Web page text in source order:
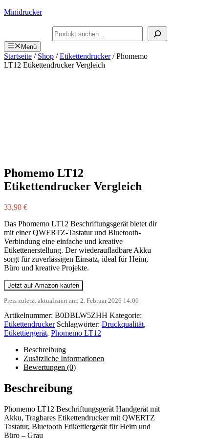
Zum
Minidrucker
Suchen
Menü
Startseite / Shop /Etikettendrucker/ Phomemo
LT12 Etikettendrucker Vergleich
Phomemo LT12
Etikettendrucker Vergleich
33,98 €
Das Phomemo LT12 Beschriftungsgerät bietet dir
mit einer QWERTZ-Tastatur und Bluetooth-
Verbindung eine einfache und kreative
Etikettenerstellung. Der wiederaufladbare Akku
sorgt für zuverlässigen Einsatz, ideal für Heim,
Büro und kreative Projekte.
Jetzt auf Amazon kaufen
Preis zuletzt aktualisiert am: 2. Februar 2026 14:00
Artikelnummer: B0DBLW5ZHH Kategorie:
Etikettendrucker Schlagwörter: Druckqualität,
Etikettiergerät, Phomemo LT12
Beschreibung
Zusätzliche Informationen
Bewertungen (0)
Beschreibung
Phomemo LT12 Beschriftungsgerät Handgerät mit
Akku, Tragbares Etikettendrucker mit QWERTZ
Tastatur, Bluetooth Etikettiergerät für Heim und
Büro – Grau